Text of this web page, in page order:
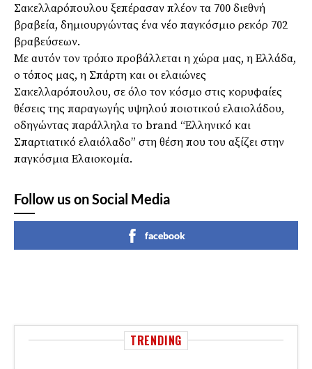
Σακελλαρόπουλου ξεπέρασαν πλέον τα 700 διεθνή
βραβεία, δημιουργώντας ένα νέο παγκόσμιο ρεκόρ 702
βραβεύσεων.
Με αυτόν τον τρόπο προβάλλεται η χώρα μας, η Ελλάδα,
ο τόπος μας, η Σπάρτη και οι ελαιώνες
Σακελλαρόπουλου, σε όλο τον κόσμο στις κορυφαίες
θέσεις της παραγωγής υψηλού ποιοτικού ελαιολάδου,
οδηγώντας παράλληλα το brand “Ελληνικό και
Σπαρτιατικό ελαιόλαδο” στη θέση που του αξίζει στην
παγκόσμια Ελαιοκομία.
Follow us on Social Media
facebook
TRENDING